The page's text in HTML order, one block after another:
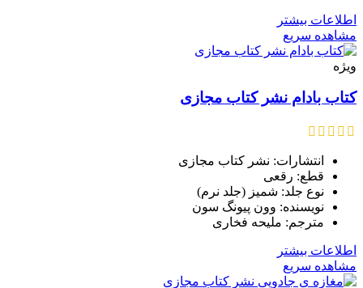
اطلاعات بیشتر
مشاهده سریع
ویژه
کتاب بادام نشر کتاب مجازی
انتشارات: نشر کتاب مجازی
قطع: رقعی
نوع جلد: شمیز (جلد نرم)
نویسنده: وون پیونگ سون
مترجم: ملیحه فخاری
اطلاعات بیشتر
مشاهده سریع